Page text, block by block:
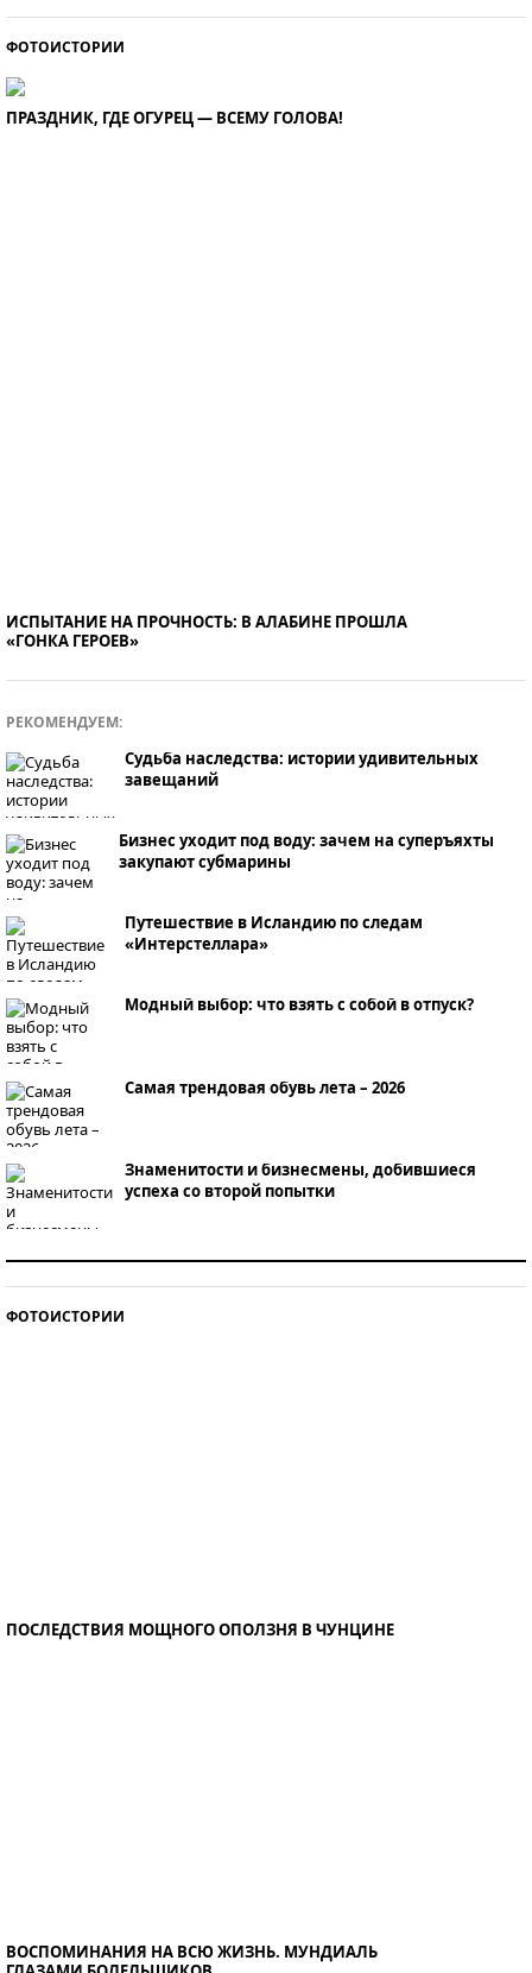
ФОТОИСТОРИИ
ПРАЗДНИК, ГДЕ ОГУРЕЦ — ВСЕМУ ГОЛОВА!
ИСПЫТАНИЕ НА ПРОЧНОСТЬ: В АЛАБИНЕ ПРОШЛА
«ГОНКА ГЕРОЕВ»
РЕКОМЕНДУЕМ:
Судьба наследства: истории удивительных
завещаний
Бизнес уходит под воду: зачем на суперъяхты
закупают субмарины
Путешествие в Исландию по следам
«Интерстеллара»
Модный выбор: что взять с собой в отпуск?
Самая трендовая обувь лета – 2026
Знаменитости и бизнесмены, добившиеся
успеха со второй попытки
ФОТОИСТОРИИ
ПОСЛЕДСТВИЯ МОЩНОГО ОПОЛЗНЯ В ЧУНЦИНЕ
ВОСПОМИНАНИЯ НА ВСЮ ЖИЗНЬ. МУНДИАЛЬ